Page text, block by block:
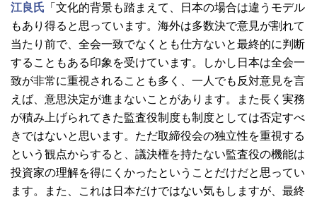
江良氏 「文化的背景も踏まえて、日本の場合は違うモデル
もあり得ると思っています。海外は多数決で意見が割れて
当たり前で、全会一致でなくとも仕方ないと最終的に判断
することもある印象を受けています。しかし日本は全会一
致が非常に重視されることも多く、一人でも反対意見を言
えば、意思決定が進まないことがあります。また長く実務
が積み上げられてきた監査役制度も制度としては否定すべ
きではないと思います。ただ取締役会の独立性を重視する
という観点からすると、議決権を持たない監査役の機能は
投資家の理解を得にくかったということだけだと思ってい
ます。また、これは日本だけではない気もしますが、最終